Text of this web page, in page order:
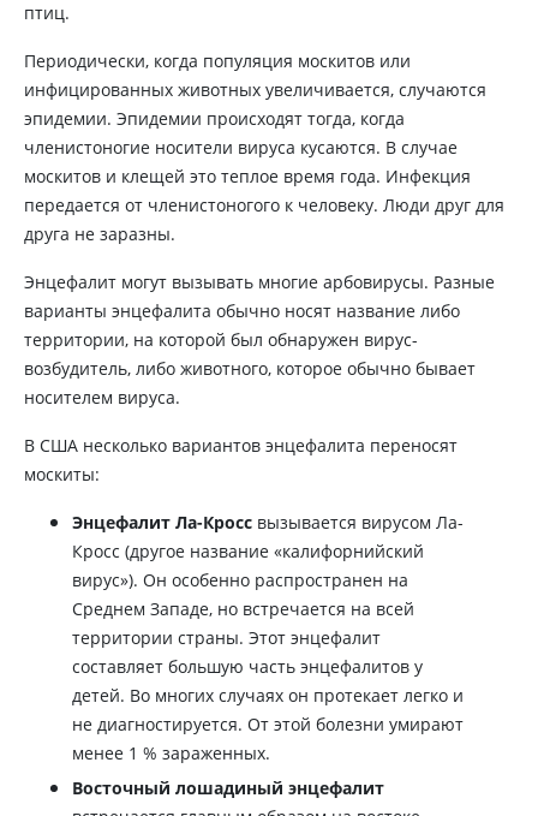
птиц.
Периодически, когда популяция москитов или
инфицированных животных увеличивается, случаются
эпидемии. Эпидемии происходят тогда, когда
членистоногие носители вируса кусаются. В случае
москитов и клещей это теплое время года. Инфекция
передается от членистоногого к человеку. Люди друг для
друга не заразны.
Энцефалит могут вызывать многие арбовирусы. Разные
варианты энцефалита обычно носят название либо
территории, на которой был обнаружен вирус-
возбудитель, либо животного, которое обычно бывает
носителем вируса.
В США несколько вариантов энцефалита переносят
москиты:
Энцефалит Ла-Кросс вызывается вирусом Ла-
Кросс (другое название «калифорнийский
вирус»). Он особенно распространен на
Среднем Западе, но встречается на всей
территории страны. Этот энцефалит
составляет большую часть энцефалитов у
детей. Во многих случаях он протекает легко и
не диагностируется. От этой болезни умирают
менее 1 % зараженных.
Восточный лошадиный энцефалит